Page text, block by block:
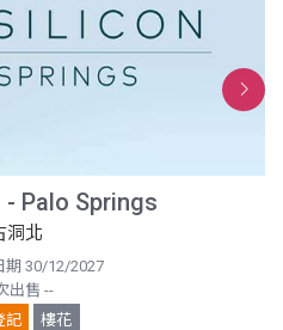
Palo Springs
洞北
期 30/12/2027
出售 --
記
樓花